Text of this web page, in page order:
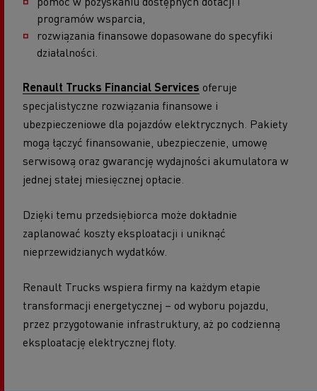
programów wsparcia,
rozwiązania finansowe dopasowane do specyfiki
działalności.
Renault Trucks Financial Services oferuje
specjalistyczne rozwiązania finansowe i
ubezpieczeniowe dla pojazdów elektrycznych. Pakiety
mogą łączyć finansowanie, ubezpieczenie, umowę
serwisową oraz gwarancję wydajności akumulatora w
jednej stałej miesięcznej opłacie.
Dzięki temu przedsiębiorca może dokładnie
zaplanować koszty eksploatacji i uniknąć
nieprzewidzianych wydatków.
Renault Trucks wspiera firmy na każdym etapie
transformacji energetycznej – od wyboru pojazdu,
przez przygotowanie infrastruktury, aż po codzienną
eksploatację elektrycznej floty.